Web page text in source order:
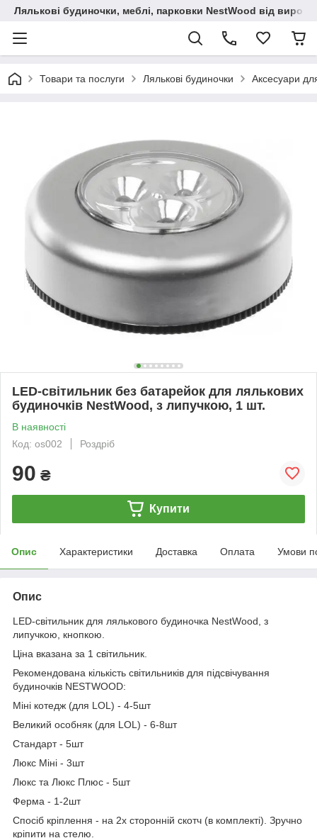
Лялькові будиночки, меблі, парковки NestWood від
Товари та послуги Лялькові будиночки Аксесуари
LED-світильник без батарейок для лялькових
будиночків NestWood, з липучкою, 1 шт.
В наявності
Код: os002
Роздріб
90 ₴
Купити
Опис Характеристики Доставка Оплата Умови
Опис
LED-світильник для лялькового будиночка NestWood, з
липучкою, кнопкою.
Ціна вказана за 1 світильник.
Рекомендована кількість світильників для підсвічування
будиночків NESTWOOD:
Міні котедж (для LOL) - 4-5шт
Великий особняк (для LOL) - 6-8шт
Стандарт - 5шт
Люкс Міні - 3шт
Люкс та Люкс Плюс - 5шт
Ферма - 1-2шт
Спосіб кріплення - на 2х сторонній скотч (в комплекті). Зручно
кріпити на стелю.